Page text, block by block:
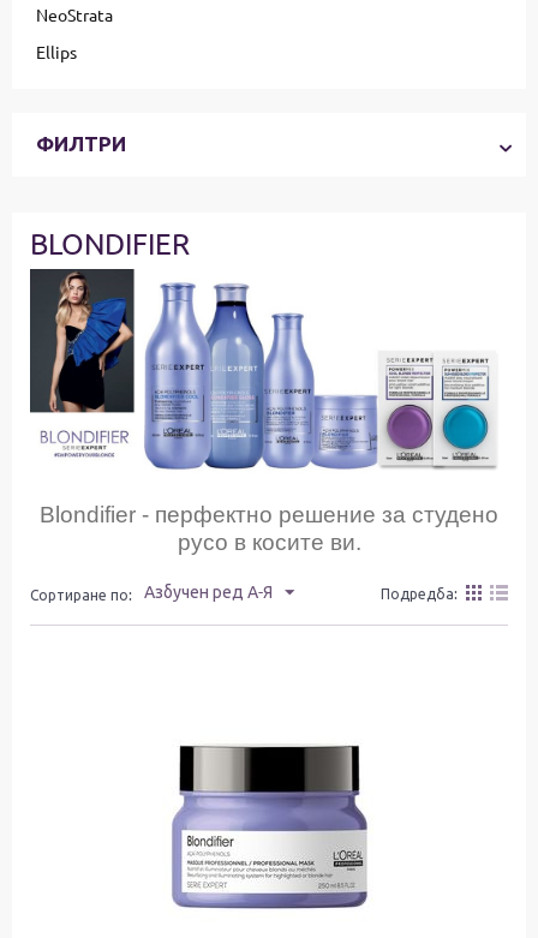
NeoStrata
Ellips
ФИЛТРИ
BLONDIFIER
Blondifier - перфектно решение за студено
русо в косите ви.
Подредба:
Сортиране по: Азбучен ред А-Я